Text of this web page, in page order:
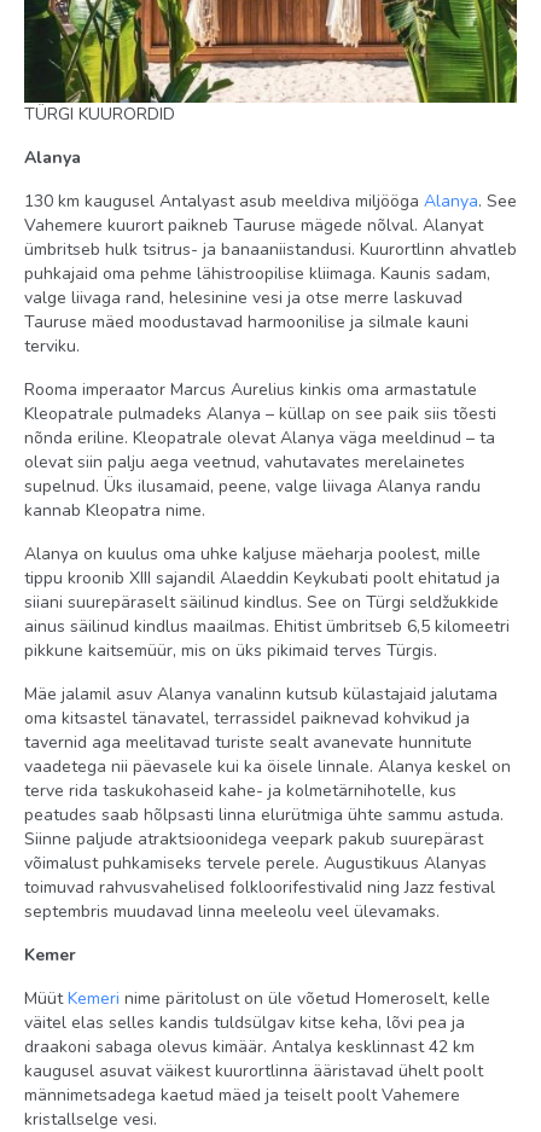
425 m2).
Toatüübid
King Suite
Standard Land View
ROH
Deluxe Land View
Presidential Suite
Fortuna
Family Suite Sea View
King Junior suite
Deluxe Room
Family Suite Land View
Family Friendly Room
Standard Sea View
Family Suite
Classic Room Sea View
Classic Room Land View
Toitlustus
AEAI
Imikud (8 kuud - 3 a.)
Meelelahutus ja sport
saun tasuta
aeroobika tasuta
diskoteek tasuta
TÜRGI KUURORDID
Alanya
130 km kaugusel Antalyast asub meeldiva miljööga Alanya. See
Vahemere kuurort paikneb Tauruse mägede nõlval. Alanyat
ümbritseb hulk tsitrus- ja banaaniistandusi. Kuurortlinn ahvatleb
puhkajaid oma pehme lähistroopilise kliimaga. Kaunis sadam,
valge liivaga rand, helesinine vesi ja otse merre laskuvad
Tauruse mäed moodustavad harmoonilise ja silmale kauni
terviku.
Rooma imperaator Marcus Aurelius kinkis oma armastatule
Kleopatrale pulmadeks Alanya – küllap on see paik siis tõesti
nõnda eriline. Kleopatrale olevat Alanya väga meeldinud – ta
olevat siin palju aega veetnud, vahutavates merelainetes
supelnud. Üks ilusamaid, peene, valge liivaga Alanya randu
kannab Kleopatra nime.
Alanya on kuulus oma uhke kaljuse mäeharja poolest, mille
tippu kroonib XIII sajandil Alaeddin Keykubati poolt ehitatud ja
siiani suurepäraselt säilinud kindlus. See on Türgi seldžukkide
ainus säilinud kindlus maailmas. Ehitist ümbritseb 6,5 kilomeetri
pikkune kaitsemüür, mis on üks pikimaid terves Türgis.
Mäe jalamil asuv Alanya vanalinn kutsub külastajaid jalutama
oma kitsastel tänavatel, terrassidel paiknevad kohvikud ja
tavernid aga meelitavad turiste sealt avanevate hunnitute
vaadetega nii päevasele kui ka öisele linnale. Alanya keskel on
terve rida taskukohaseid kahe- ja kolmetärnihotelle, kus
peatudes saab hõlpsasti linna elurütmiga ühte sammu astuda.
Siinne paljude atraktsioonidega veepark pakub suurepärast
võimalust puhkamiseks tervele perele. Augustikuus Alanyas
toimuvad rahvusvahelised folkloorifestivalid ning Jazz festival
septembris muudavad linna meeleolu veel ülevamaks.
Kemer
MüütKemeri nime päritolust on üle võetud Homeroselt, kelle
väitel elas selles kandis tuldsülgav kitse keha, lõvi pea ja
draakoni sabaga olevus kimäär. Antalya kesklinnast 42 km
kaugusel asuvat väikest kuurortlinna ääristavad ühelt poolt
männimetsadega kaetud mäed ja teiselt poolt Vahemere
kristallselge vesi.